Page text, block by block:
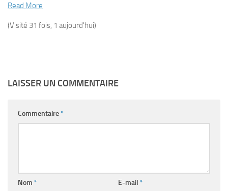
Read More
(Visité 31 fois, 1 aujourd'hui)
LAISSER UN COMMENTAIRE
Commentaire*
Nom * E-mail *